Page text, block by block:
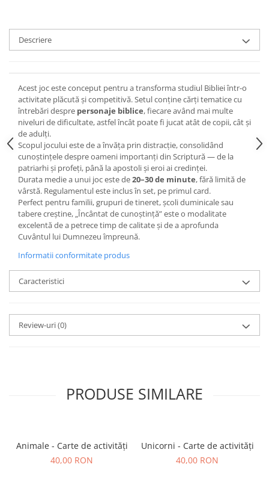
Reviste
Poezii
Descriere
Acest joc este conceput pentru a transforma studiul Bibliei într-o
activitate plăcută și competitivă. Setul conține cărți tematice cu
întrebări despre personaje biblice, fiecare având mai multe
niveluri de dificultate, astfel încât poate fi jucat atât de copii, cât și
de adulți.
Scopul jocului este de a învăța prin distracție, consolidând
cunoștințele despre oameni importanți din Scriptură — de la
patriarhi și profeți, până la apostoli și eroi ai credinței.
Durata medie a unui joc este de20–30 de minute, fără limită de
vârstă. Regulamentul este inclus în set, pe primul card.
Perfect pentru familii, grupuri de tineret, școli duminicale sau
tabere creștine, „Încântat de cunoștință” este o modalitate
excelentă de a petrece timp de calitate și de a aprofunda
Cuvântul lui Dumnezeu împreună.
Informatii conformitate produs
Caracteristici
Review-uri(0)
PRODUSE SIMILARE
Animale - Carte de activități
40,00 RON
Unicorni - Carte de activități
40,00 RON